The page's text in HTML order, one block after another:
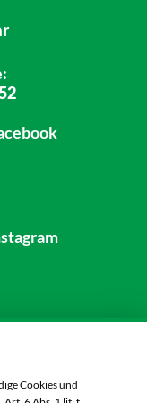
42
Cookies und